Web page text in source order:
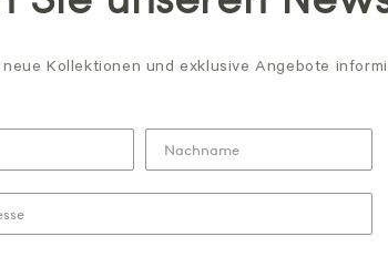
Kollektionen und exklusive Angebote